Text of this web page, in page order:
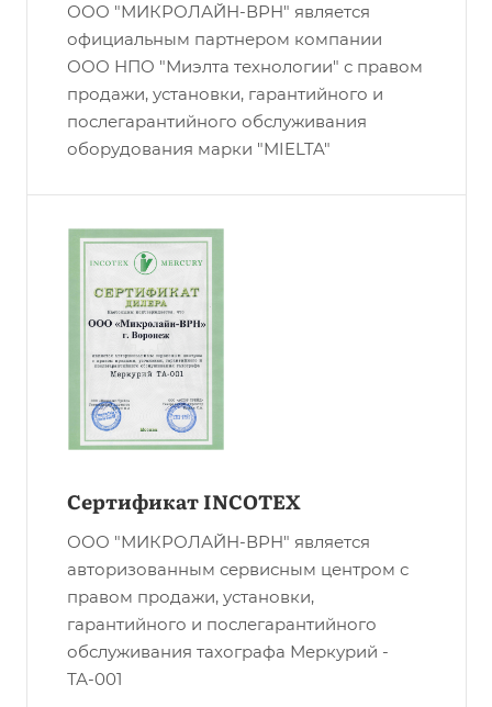
ООО "МИКРОЛАЙН-ВРН" является
официальным партнером компании
ООО НПО "Миэлта технологии" с правом
продажи, установки, гарантийного и
послегарантийного обслуживания
оборудования марки "MIELTA"
Сертификат INCOTEX
ООО "МИКРОЛАЙН-ВРН" является
авторизованным сервисным центром с
правом продажи, установки,
гарантийного и послегарантийного
обслуживания тахографа Меркурий -
ТА-001